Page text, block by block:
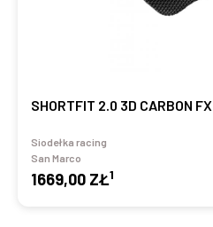
SHORTFIT 2.0 3D CARBON FX
Siodełka racing
San Marco
1669,00 ZŁ1